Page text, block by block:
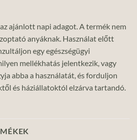
ajánlott napi adagot. A termék nem
anyáknak. Használat előtt
egy egészségügyi
mellékhatás jelentkezik, vagy
abba a használatát, és forduljon
és háziállatoktól elzárva tartandó.